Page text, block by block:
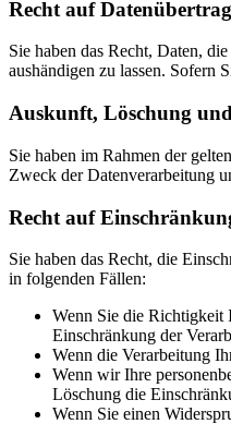
Recht auf
Sie haben das Recht, Daten,
aushändigen zu lassen. Sofern
Auskunft, Löschung
Sie haben im Rahmen der
Zweck der Datenverarbeitung
Recht auf
Sie haben das Recht, die
in folgenden Fällen:
Wenn Sie die Richtigkeit
Einschränkung der
Wenn die Verarbeitung
Wenn wir Ihre
Löschung die
Wenn Sie einen